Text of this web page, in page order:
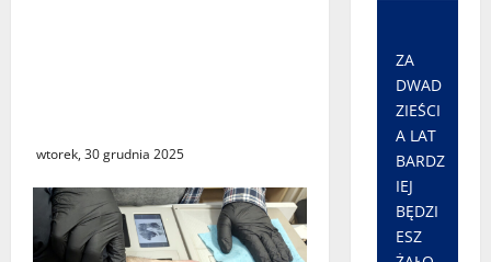
wtorek, 30 grudnia 2025
ZA
DWAD
ZIEŚCI
A LAT
BARDZ
IEJ
BĘDZI
ESZ